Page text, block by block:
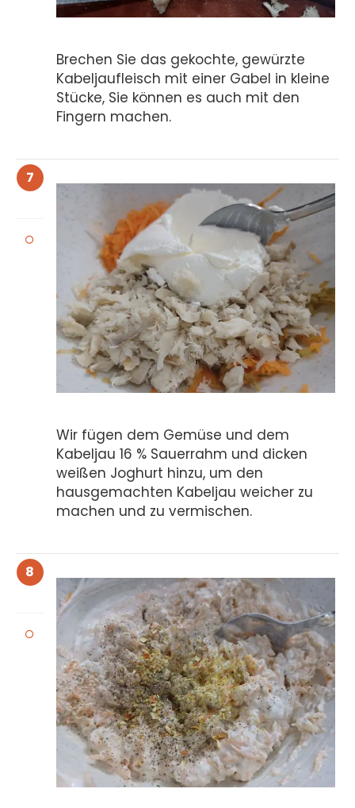
Brechen Sie das gekochte, gewürzte
Kabeljaufleisch mit einer Gabel in kleine
Stücke, Sie können es auch mit den
Fingern machen.
7
Wir fügen dem Gemüse und dem
Kabeljau 16 % Sauerrahm und dicken
weißen Joghurt hinzu, um den
hausgemachten Kabeljau weicher zu
machen und zu vermischen.
8